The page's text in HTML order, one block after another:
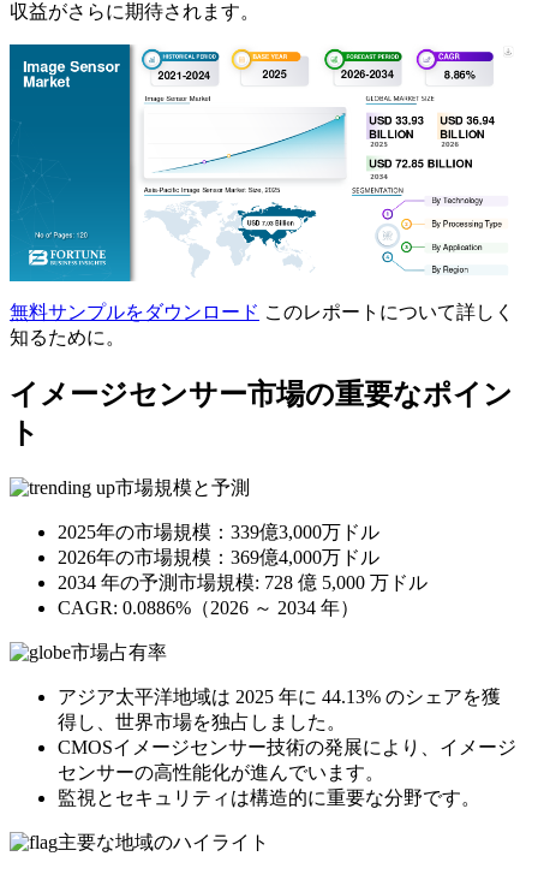
収益がさらに期待されます。
無料サンプルをダウンロード このレポートについて詳しく
知るために。
イメージセンサー市場の重要なポイン
ト
市場規模と予測
2025年の市場規模：339億3,000万ドル
2026年の市場規模：369億4,000万ドル
2034 年の予測市場規模: 728 億 5,000 万ドル
CAGR: 0.0886%（2026 ～ 2034 年）
市場占有率
アジア太平洋地域は 2025 年に 44.13% のシェアを獲
得し、世界市場を独占しました。
CMOSイメージセンサー技術の発展により、イメージ
センサーの高性能化が進んでいます。
監視とセキュリティは構造的に重要な分野です。
主要な地域のハイライト